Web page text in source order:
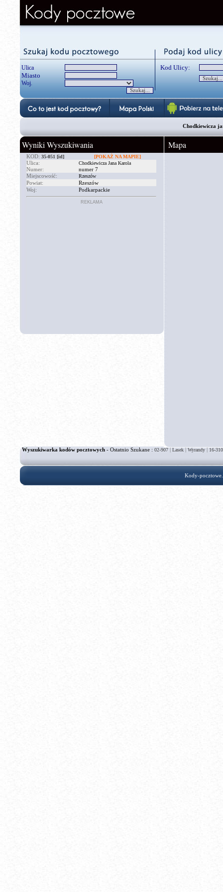
Ulica
Miasto
Woj.
Kod Ulicy:
Chodkiewicza
Wyniki Wyszukiwania
KOD: 35-051 [id] [POKAŻ NA MAPIE]
Ulica: Chodkiewicza Jana Karola
Numer:
numer 7
Miejscowość:
Rzeszów
Powiat:
Rzeszów
Woj:
Podkarpackie
REKLAMA
Mapa
Wyszukiwarka kodów pocztowych - Ostatnio Szukane : 02-907|Lasek|Wyrandy|16-310
Kody-